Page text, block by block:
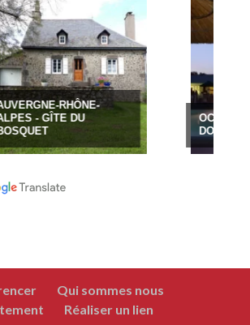
RHÔNE-
GÎTE DU
OCCITANIE -
DOMAINE DE
Qui sommes nous
Réaliser un lien